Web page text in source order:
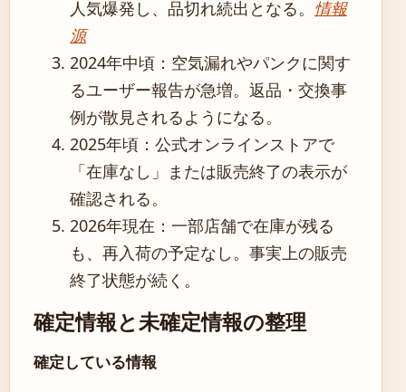
人気爆発し、品切れ続出となる。 情報
源
2024年中頃 ：空気漏れやパンクに関す
るユーザー報告が急増。返品・交換事
例が散見されるようになる。
2025年頃 ：公式オンラインストアで
「在庫なし」または販売終了の表示が
確認される。
2026年現在 ：一部店舗で在庫が残る
も、再入荷の予定なし。事実上の販売
終了状態が続く。
確定情報と未確定情報の整理
確定している情報